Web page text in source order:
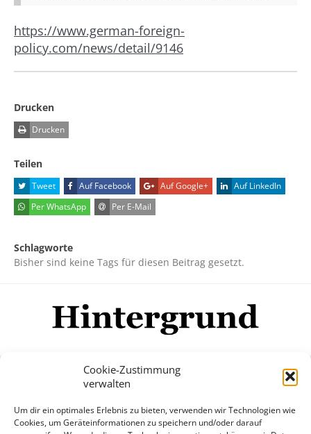
Cookie-Zustimmung
verwalten
Um dir ein optimales Erlebnis zu bieten, verwenden wir Technologien wie
Cookies, um Geräteinformationen zu speichern und/oder darauf
https://www.german-foreign-
policy.com/news/detail/9146
Drucken
Drucken
Teilen
Tweet Auf Facebook Auf Google+
Auf LinkedIn
Per WhatsApp
Per E-Mail
Schlagworte
Bisher sind keine Tags für diesen Beitrag gesetzt.
Mehr